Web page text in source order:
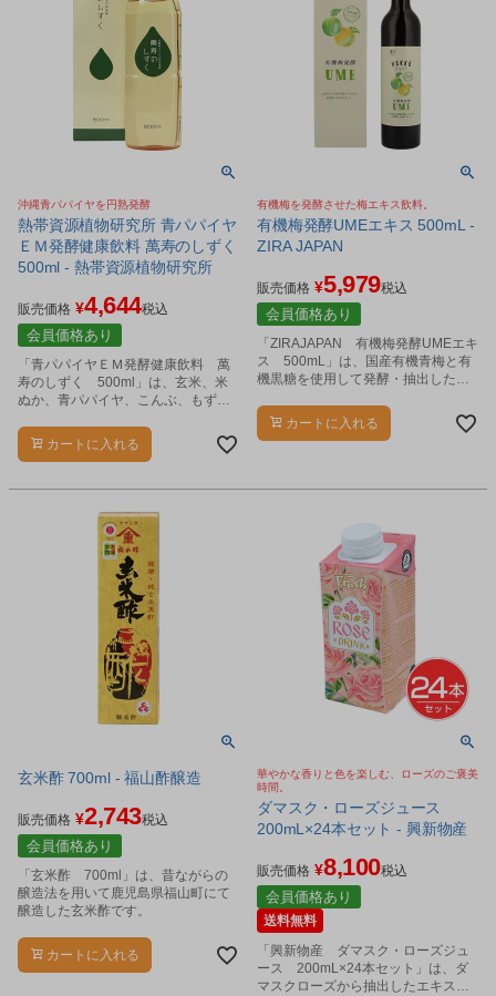
沖縄青パパイヤを円熟発酵
熱帯資源植物研究所 青パパイヤ
ＥＭ発酵健康飲料 萬寿のしずく
500ml - 熱帯資源植物研究所
販売価格 ¥4,644税込
会員価格あり
「青パパイヤＥＭ発酵健康飲料 萬
寿のしずく 500ml」は、玄米、米
ぬか、青パパイヤ、こんぶ、もずく
り発酵・熟成した発酵飲料です。
カートに入れる
有機梅を発酵させた梅エキス飲料。
有機梅発酵UMEエキス 500mL -
ZIRA JAPAN
販売価格 ¥5,979税込
会員価格あり
「ZIRAJAPAN 有機梅発酵UMEエキ
ス 500mL」は、国産有機青梅と有
機黒糖を使用して発酵・抽出した梅
さとうきびエキスを加えた商品で
す。
カートに入れる
玄米酢 700ml - 福山酢醸造
販売価格 ¥2,743税込
会員価格あり
「玄米酢 700ml」は、昔ながらの
醸造法を用いて鹿児島県福山町にて
醸造した玄米酢です。
カートに入れる
華やかな香りと色を楽しむ、ローズのご褒美
時間。
ダマスク・ローズジュース
200mL×24本セット - 興新物産
販売価格 ¥8,100税込
会員価格あり
送料無料
「興新物産 ダマスク・ローズジュ
ース 200mL×24本セット」は、ダ
マスクローズから抽出したエキスを